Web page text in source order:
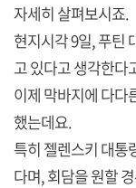
자세히 살펴보시죠.
현지시각 9일, 푸틴
고 있다고 생각한다
이제 막바지에 다다
했는데요.
특히 젤렌스키 대통
다며, 회담을 원할